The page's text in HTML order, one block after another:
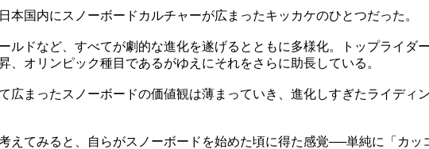
国内にスノーボードカルチャーが広まったキッカケのひとつだった。
ドなど、すべてが劇的な進化を遂げるとともに多様化。トップライダ
オリンピック種目であるがゆえにそれをさらに助長している。
まったスノーボードの価値観は薄まっていき、進化しすぎたライディ
えてみると、自らがスノーボードを始めた頃に得た感覚──単純に「カッ